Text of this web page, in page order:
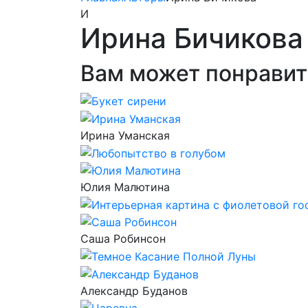
И
Ирина Бичикова
Вам может
Ирина Уманская
Юлия Малютина
Саша Робинсон
Александр Буданов